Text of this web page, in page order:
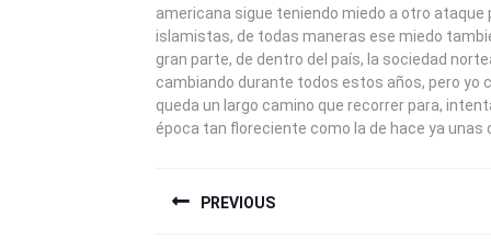
americana sigue teniendo miedo a otro ataque
islamistas, de todas maneras ese miedo
gran parte, de dentro del país, la sociedad
cambiando durante todos estos años, pero yo
queda un largo camino que recorrer para,
época tan floreciente como la de hace ya unas
DEPREVIOUS